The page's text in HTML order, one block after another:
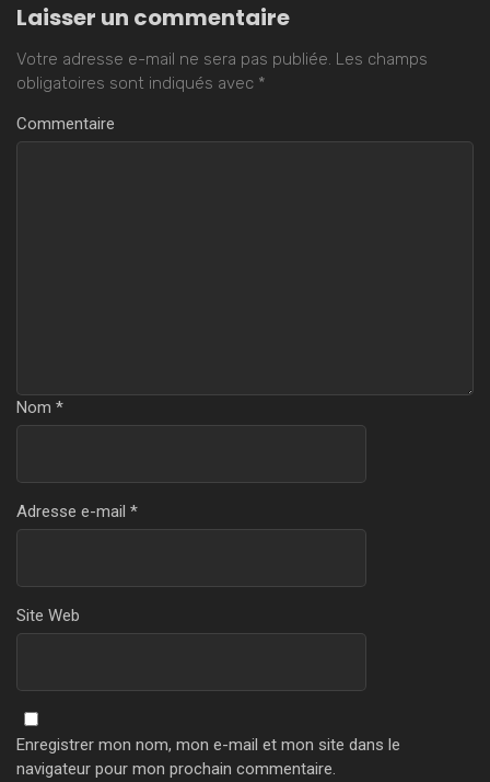
Laisser un commentaire
Votre adresse e-mail ne sera pas publiée. Les champs
obligatoires sont indiqués avec *
Commentaire
Nom *
Adresse e-mail *
Site Web
Enregistrer mon nom, mon e-mail et mon site dans le
navigateur pour mon prochain commentaire.